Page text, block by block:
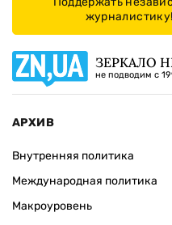
журналистику!
ЗЕРКАЛО
не подводим с
АРХИВ
Внутренняя политика
Международная политика
Макроуровень